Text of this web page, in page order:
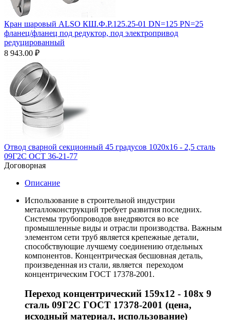
Кран шаровый ALSO КШ.Ф.Р.125.25-01 DN=125 PN=25
фланец/фланец под редуктор, под электропривод
редуцированный
8 943.00 ₽
Отвод сварной секционный 45 градусов 1020х16 - 2,5 сталь
09Г2С ОСТ 36-21-77
Договорная
Описание
Использование в строительной индустрии
металлоконструкций требует развития последних.
Системы трубопроводов внедряются во все
промышленные виды и отрасли производства. Важным
элементом сети труб является крепежные детали,
способствующие лучшему соединению отдельных
компонентов. Концентрическая бесшовная деталь,
произведенная из стали, является переходом
концентрическим ГОСТ 17378-2001.
Переход концентрический 159х12 - 108х 9
сталь 09Г2С ГОСТ 17378-2001 (цена,
исходный материал, использование)